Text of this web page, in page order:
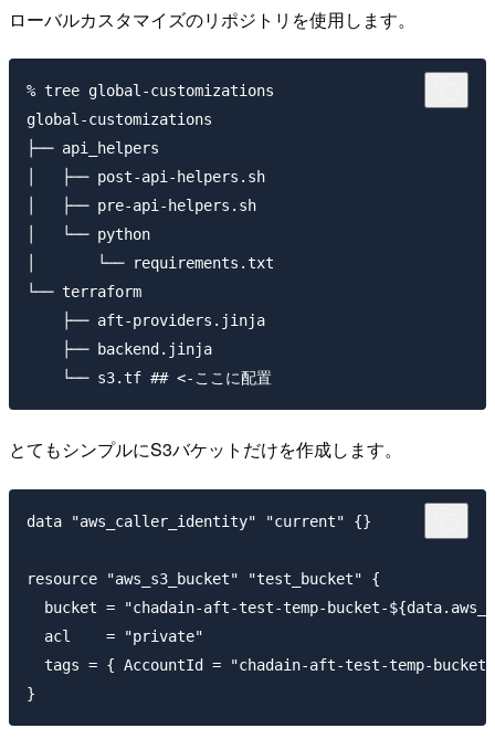
ローバルカスタマイズのリポジトリを使用します。
% tree global-customizations
global-customizations
├── api_helpers
│   ├── post-api-helpers.sh
│   ├── pre-api-helpers.sh
│   └── python
│       └── requirements.txt
└── terraform
    ├── aft-providers.jinja
    ├── backend.jinja
とてもシンプルにS3バケットだけを作成します。
data "aws_caller_identity" "current" {}
resource "aws_s3_bucket" "test_bucket" {
bucket = "chadain-aft-test-temp-bucket-
  acl    = "private"
tags = { AccountId = "chadain-aft-test-temp-